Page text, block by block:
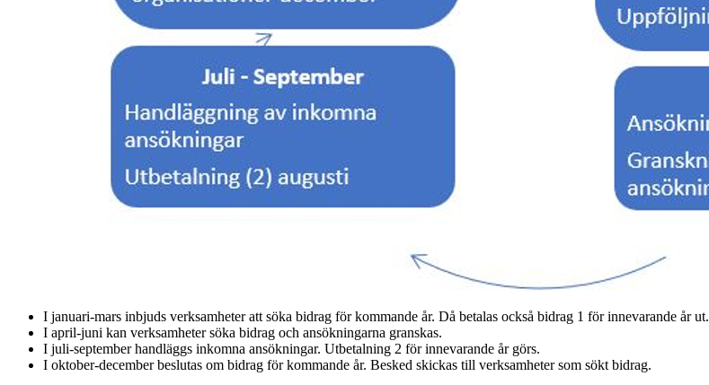
I januari-mars inbjuds verksamheter att söka bidrag för kommande år. Då betalas också bidrag 1 för innevarande år ut.
I april-juni kan verksamheter söka bidrag och ansökningarna granskas.
I juli-september handläggs inkomna ansökningar. Utbetalning 2 för innevarande år görs.
I oktober-december beslutas om bidrag för kommande år. Besked skickas till verksamheter som sökt bidrag.